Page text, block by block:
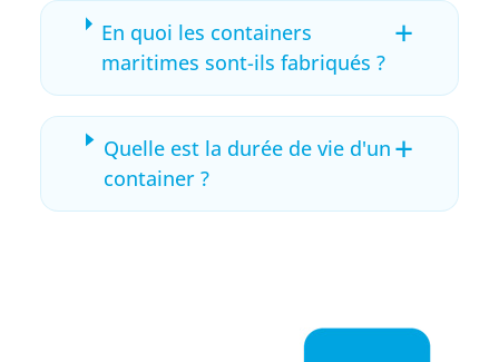
En quoi les containers
maritimes sont-ils fabriqués ?
+
Quelle est la durée de vie d'un
container ?
+